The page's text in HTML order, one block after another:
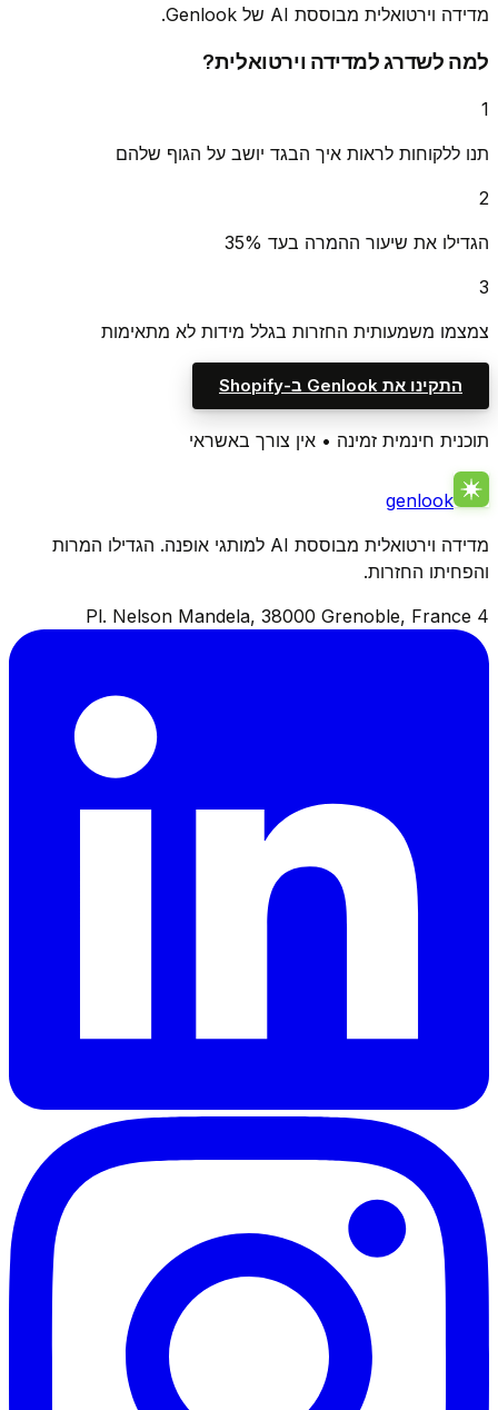
מדידה וירטואלית מבוססת AI של Genlook.
למה לשדרג למדידה וירטואלית?
1
תנו ללקוחות לראות איך הבגד יושב על הגוף שלהם
2
הגדילו את שיעור ההמרה בעד 35%
3
צמצמו משמעותית החזרות בגלל מידות לא מתאימות
התקינו את Genlook ב-Shopify
תוכנית חינמית זמינה • אין צורך באשראי
genlook
מדידה וירטואלית מבוססת AI למותגי אופנה. הגדילו המרות
והפחיתו החזרות.
4 Pl. Nelson Mandela, 38000 Grenoble, France